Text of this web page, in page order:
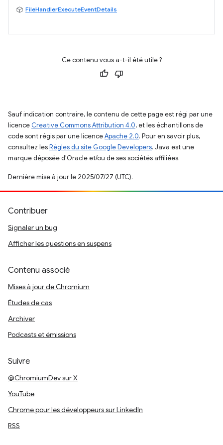
FileHandlerExecuteEventDetails
Ce contenu vous a-t-il été utile ?
Sauf indication contraire, le contenu de cette page est régi par une
licence Creative Commons Attribution 4.0, et les échantillons de
code sont régis par une licenceApache 2.0. Pour en savoir plus,
consultez lesRègles du site Google Developers. Java est une
marque déposée d'Oracle et/ou de ses sociétés affiliées.
Dernière mise à jour le 2025/07/27 (UTC).
Contribuer
Signaler un bug
Afficher les questions en suspens
Contenu associé
Mises à jour de Chromium
Études de cas
Archiver
Podcasts et émissions
Suivre
@ChromiumDev sur X
YouTube
Chrome pour les développeurs sur LinkedIn
RSS